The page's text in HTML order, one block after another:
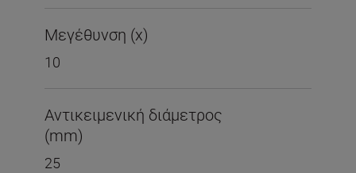
Μεγέθυνση (x)
10
Αντικειμενική διάμετρος
(mm)
25